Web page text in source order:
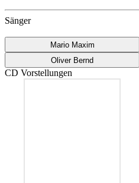
Sänger
Mario Maxim
Oliver Bernd
CD Vorstellungen